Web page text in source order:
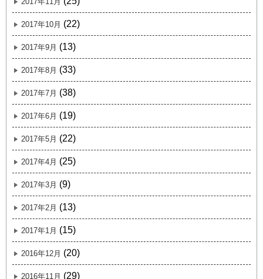
2017年10月 (22)
2017年9月 (13)
2017年8月 (33)
2017年7月 (38)
2017年6月 (19)
2017年5月 (22)
2017年4月 (25)
2017年3月 (9)
2017年2月 (13)
2017年1月 (15)
2016年12月 (20)
2016年11月 (29)